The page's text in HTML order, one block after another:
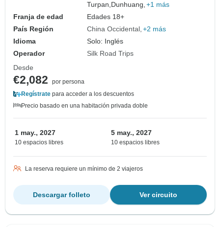
Turpan,Dunhuang, +1 más
Franja de edad
Edades 18+
País Región
China Occidental +2 más
Idioma
Solo: Inglés
Operador
Silk Road Trips
Desde
€2,082
por persona
Regístrate para acceder a los descuentos
Precio basado en una habitación privada doble
1 may., 2027
10 espacios libres
5 may., 2027
10 espacios libres
La reserva requiere un mínimo de 2 viajeros
Ver circuito
Descargar folleto